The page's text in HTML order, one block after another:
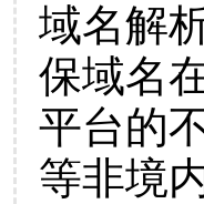
域名解
保域名
平台的
等非境